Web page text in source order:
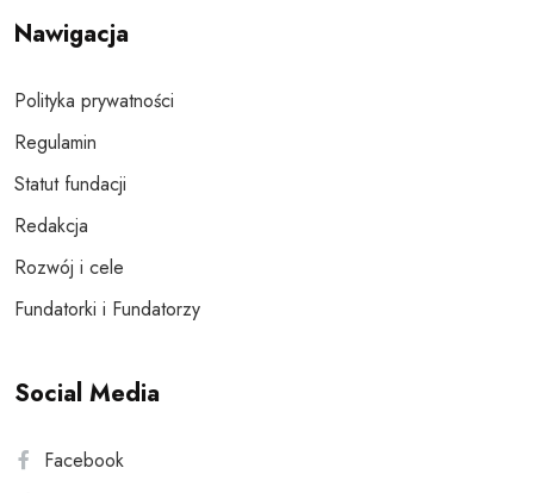
Nawigacja
Polityka prywatności
Regulamin
Statut fundacji
Redakcja
Rozwój i cele
Fundatorki i Fundatorzy
Social Media
Facebook